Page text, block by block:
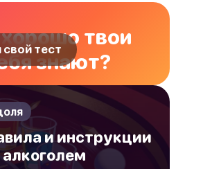
твои
знают?
тест
и инструкции
алкоголем